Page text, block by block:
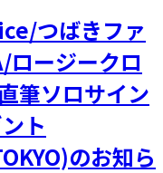
つばきファ
ロージークロ
筆ソロサイン
ト
のお知ら